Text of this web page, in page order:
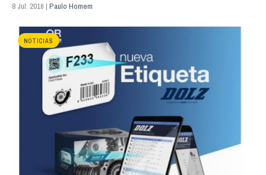
8 Jul. 2016 | Paulo Homem
NOTÍCIAS